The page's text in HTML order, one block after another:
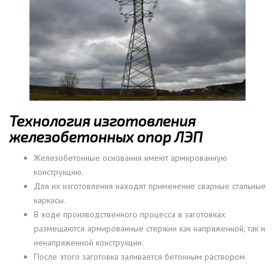
Технология изготовления
железобетонных опор ЛЭП
Железобетонные основания имеют армированную
конструкцию.
Для их изготовления находят применение сварные стальные
каркасы.
В ходе производственного процесса в заготовках
размещаются армированные стержни как напряженной, так и
ненапряженной конструкции.
После этого заготовка заливается бетонным раствором.